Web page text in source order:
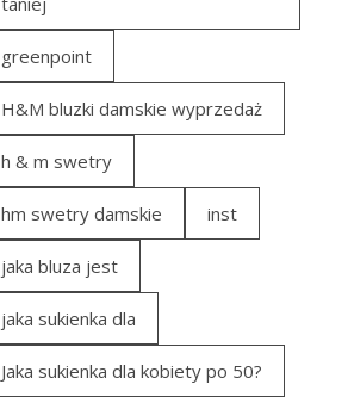
greenpoint
H&M bluzki damskie wyprzedaż
h & m swetry
hm swetry damskie inst
jaka bluza jest
jaka sukienka dla
Jaka sukienka dla kobiety po 50?